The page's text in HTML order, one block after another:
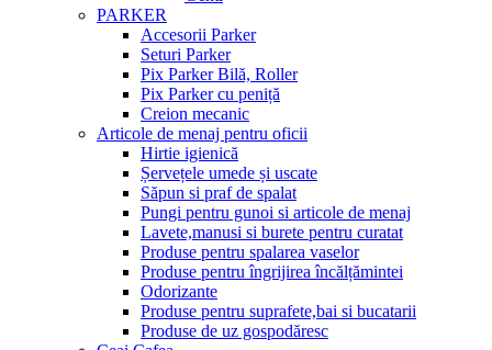
PARKER
Accesorii Parker
Seturi Parker
Pix Parker Bilă, Roller
Pix Parker cu peniță
Creion mecanic
Articole de menaj pentru oficii
Hirtie igienică
Șervețele umede și uscate
Săpun si praf de spalat
Pungi pentru gunoi si articole de menaj
Lavete,manusi si burete pentru curatat
Produse pentru spalarea vaselor
Produse pentru îngrijirea încălțămintei
Odorizante
Produse pentru suprafete,bai si bucatarii
Produse de uz gospodăresc